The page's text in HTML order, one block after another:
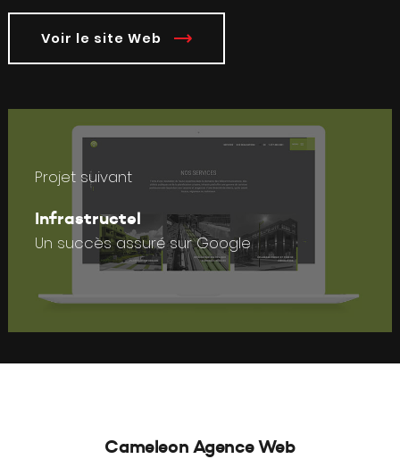
Voir le site Web
Projet suivant
Infrastructel
Un succès assuré sur Google
Cameleon Agence Web